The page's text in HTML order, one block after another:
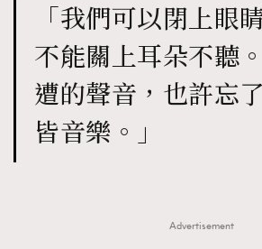
「我們可以閉上眼
不能關上耳朵不聽
遭的聲音，也許忘
皆音樂。」
Advertisement